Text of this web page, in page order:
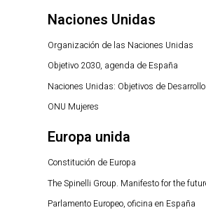
Naciones Unidas
Organización de las Naciones Unidas
Objetivo 2030, agenda de España
Naciones Unidas: Objetivos de
ONU Mujeres
Europa unida
Constitución de Europa
The Spinelli Group. Manifesto for the
Parlamento Europeo, oficina en España